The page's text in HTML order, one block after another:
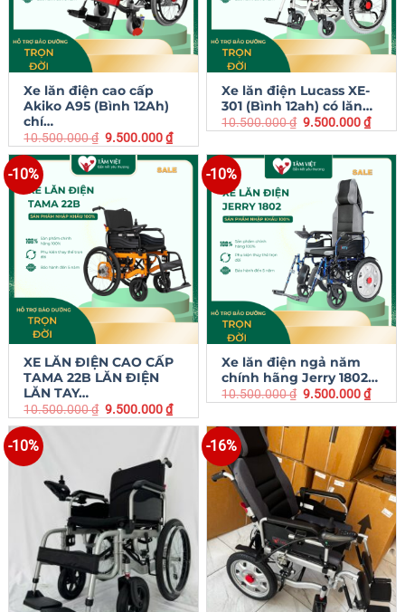
Xe lăn điện cao cấp
Akiko A95 (Bình 12Ah)
chí…
10.500.000₫ 9.500.000₫
Xe lăn điện Lucass XE-
301 (Bình 12ah) có lăn…
10.500.000₫ 9.500.000₫
-10%
XE LĂN ĐIỆN CAO CẤP
TAMA 22B LĂN ĐIỆN
LĂN TAY…
10.500.000₫ 9.500.000₫
-10%
Xe lăn điện ngả năm
chính hãng Jerry 1802…
10.500.000₫ 9.500.000₫
-10% -16%